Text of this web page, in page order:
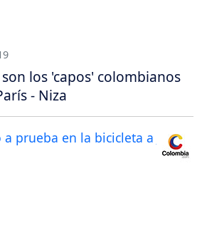
son los 'capos' colombianos
- Niza